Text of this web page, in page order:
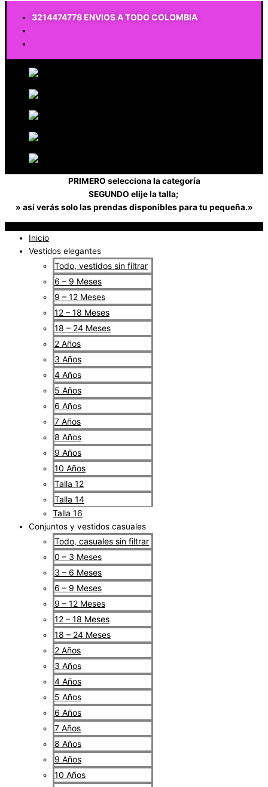
3214474778 ENVIOS A TODO COLOMBIA
PRIMERO selecciona la categoría
SEGUNDO elije la talla;
» así verás solo las prendas disponibles para tu pequeña.»
Inicio
Vestidos elegantes
Todo, vestidos sin filtrar
6 – 9 Meses
9 – 12 Meses
12 – 18 Meses
18 – 24 Meses
2 Años
3 Años
4 Años
5 Años
6 Años
7 Años
8 Años
9 Años
10 Años
Talla 12
Talla 14
Talla 16
Conjuntos y vestidos casuales
Todo, casuales sin filtrar
0 – 3 Meses
3 – 6 Meses
6 – 9 Meses
9 – 12 Meses
12 – 18 Meses
18 – 24 Meses
2 Años
3 Años
4 Años
5 Años
6 Años
7 Años
8 Años
9 Años
10 Años